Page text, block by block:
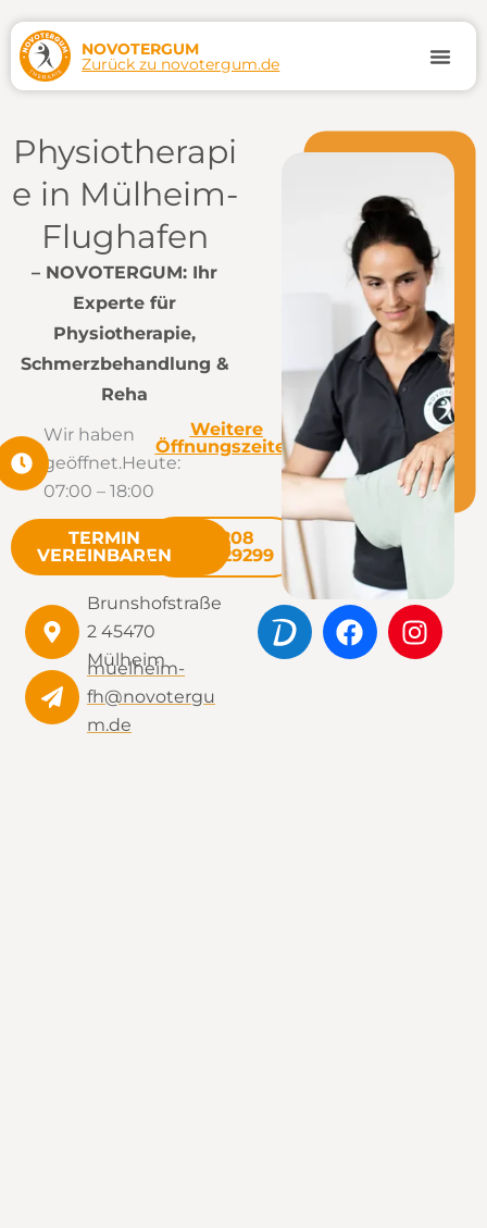
Inhalt
springen
NOVOTERGUM
Zurück zu novotergum.de
Physiotherapi
e in Mülheim-
Flughafen
– NOVOTERGUM: Ihr
Experte für
Physiotherapie,
Schmerzbehandlung &
Reha
Wir haben
geöffnet.Heute:
07:00 – 18:00
Weitere
Öffnungszeiten
TERMIN
VEREINBAREN
0208
37729299
Brunshofstraße
2 45470
Mülheim
muelheim-
fh@novotergu
m.de